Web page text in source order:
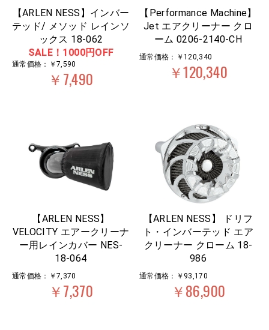
【ARLEN NESS】インバー
テッド/ メソッド レインソ
ックス 18-062
SALE！1000円OFF
通常価格：￥7,590
￥7,490
【Performance Machine】
Jet エアクリーナー クロ
ーム 0206-2140-CH
通常価格：￥120,340
￥120,340
【ARLEN NESS】
VELOCITY エアークリーナ
ー用レインカバー NES-
18-064
通常価格：￥7,370
￥7,370
【ARLEN NESS】 ドリフ
ト・インバーテッド エア
クリーナー クローム 18-
986
通常価格：￥93,170
￥86,900